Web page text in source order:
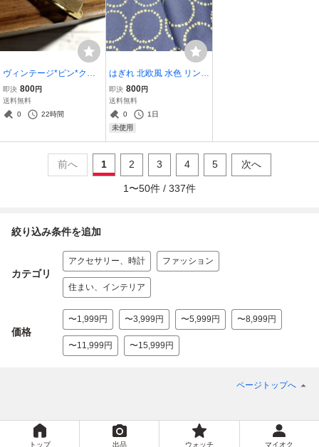
ヴィンテージ*ピン*クリ
ップ*ネクタイピン*タイ
ピン*送料無料 ヴィンテー
ジアクセサリー ブローチ
即決 800円
送料無料
0
22時間
はぎれ 北欧風 水色 リング
ドット柄 約55cm×55cm n
ina 日本製 コットン 布 布
地 ハンドメイド 手作り
〈送料無料〉
即決 800円
送料無料
0
1日
未使用
前へ 1 2 3 4 5 次へ
1 〜50件 / 337件
絞り込み条件を追加
カテゴリ
アクセサリー、時計 ファッション
住まい、インテリア
価格
〜1,999円 〜3,999円 〜5,999円 〜8,999円
〜11,999円 〜15,999円
ページトップへ
トップ 出品 ウォッチ マイオク